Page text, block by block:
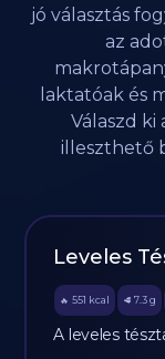
jó választás
az
laktatóak és
Válaszd
illeszthető
Leveles
🔥 551 kcal 🥩 7.3 g
A leveles